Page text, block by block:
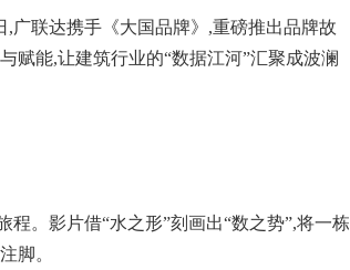
广联达携手《大国品牌》,重磅推出品牌故
赋能,让建筑行业的“数据江河”汇聚成波澜
。影片借“水之形”刻画出“数之势”,将一栋
脚。